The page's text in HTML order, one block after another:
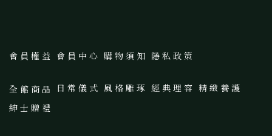
會 員 權 益 會 員 中 心 購 物 須 知 隱 私 政 策
全 館 商 品 日 常 儀 式 風 格 雕 琢 經 典 理 容 精 緻 養 護
紳 士 贈 禮